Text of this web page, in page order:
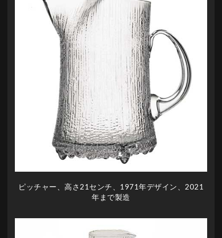
ピッチャー、高さ21センチ、1971年デザイン、2021
年まで製造